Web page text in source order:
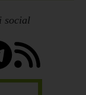
social